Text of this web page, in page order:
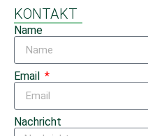
KONTAKT
Name
Email
Nachricht